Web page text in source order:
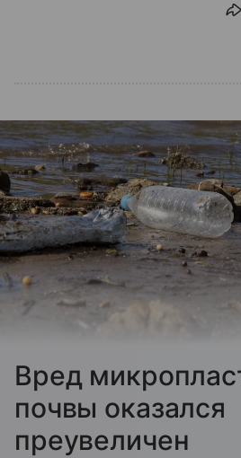
Вред
почвы оказался
преувеличен